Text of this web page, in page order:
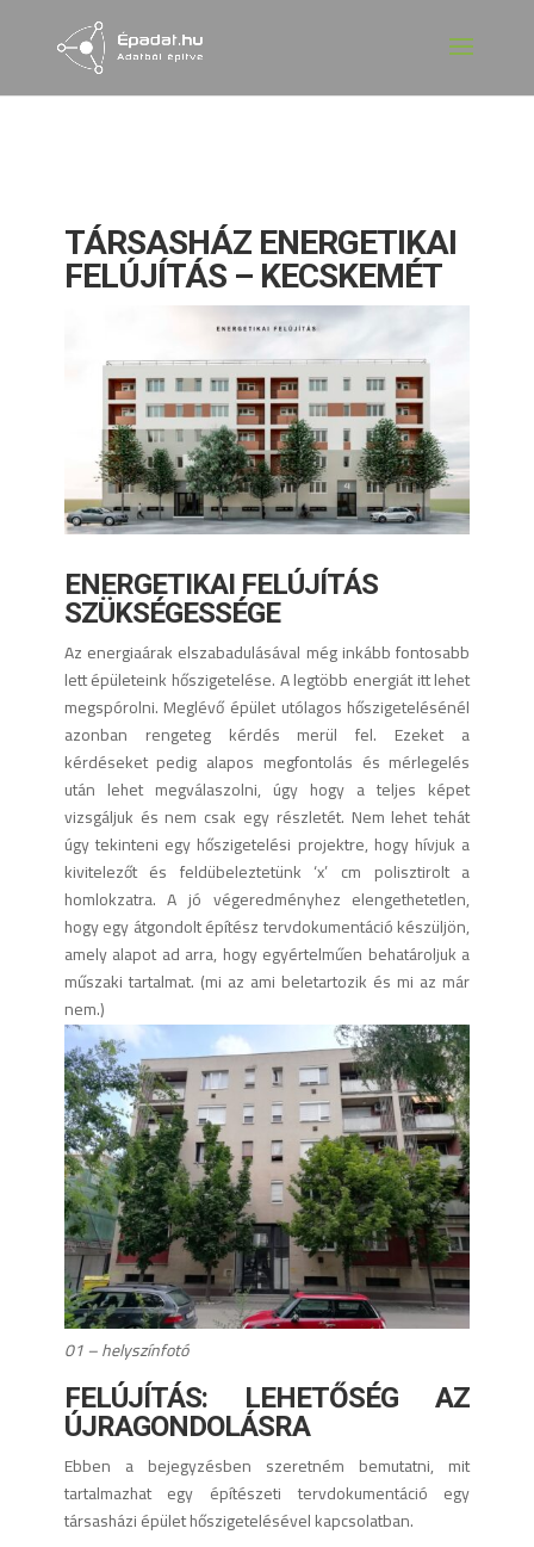
TÁRSASHÁZ ENERGETIKAI
FELÚJÍTÁS – KECSKEMÉT
ENERGETIKAI FELÚJÍTÁS
SZÜKSÉGESSÉGE
Az energiaárak elszabadulásával még inkább fontosabb
lett épületeink hőszigetelése. A legtöbb energiát itt lehet
megspórolni. Meglévő épület utólagos hőszigetelésénél
azonban rengeteg kérdés merül fel. Ezeket a
kérdéseket pedig alapos megfontolás és mérlegelés
után lehet megválaszolni, úgy hogy a teljes képet
vizsgáljuk és nem csak egy részletét. Nem lehet tehát
úgy tekinteni egy hőszigetelési projektre, hogy hívjuk a
kivitelezőt és feldübeleztetünk ‘x’ cm polisztirolt a
homlokzatra. A jó végeredményhez elengethetetlen,
hogy egy átgondolt építész tervdokumentáció készüljön,
amely alapot ad arra, hogy egyértelműen behatároljuk a
műszaki tartalmat. (mi az ami beletartozik és mi az már
nem.)
01 – helyszínfotó
FELÚJÍTÁS: LEHETŐSÉG AZ
ÚJRAGONDOLÁSRA
Ebben a bejegyzésben szeretném bemutatni, mit
tartalmazhat egy építészeti tervdokumentáció egy
társasházi épület hőszigetelésével kapcsolatban.